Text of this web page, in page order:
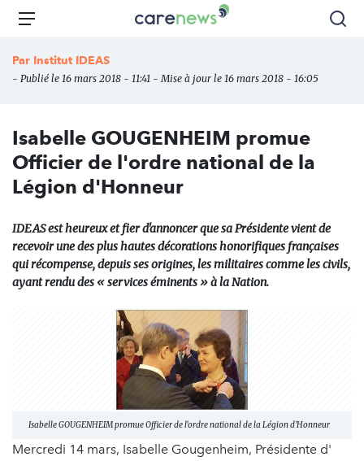
Aller
principal
Carenews,
des
l'engagement
Menu
Par Institut IDEAS
- Publié le 16 mars 2018 - 11:41 - Mise à jour le 16 mars 2018 - 16:05
Isabelle GOUGENHEIM promue
Officier de l'ordre national de la
Légion d'Honneur
IDEAS est heureux et fier d'annoncer que sa Présidente vient de
recevoir une des plus hautes décorations honorifiques françaises
qui récompense, depuis ses origines, les militaires comme les civils,
ayant rendu des « services éminents » à la Nation.
Isabelle GOUGENHEIM promue Officier de l'ordre national de la Légion d'Honneur
Mercredi 14 mars, Isabelle Gougenheim, Présidente d'